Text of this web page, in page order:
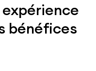
bénéfices